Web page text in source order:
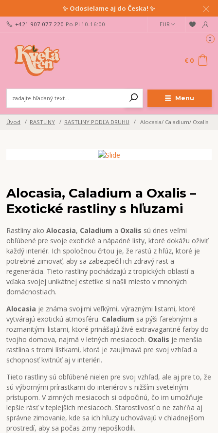
✨ Odosielame aj do Česka! ✨
Menu
EUR
+421 907 077 220 Po-Pi 10-16:00
0
€ 0
Úvod RASTLINY RASTLINY PODĽA DRUHU Alocasia/ Caladium/ Oxalis
Alocasia, Caladium a Oxalis –
Exotické rastliny s hľuzami
Rastliny akoAlocasia, Caladium a Oxalis sú dnes veľmi
obľúbené pre svoje exotické a nápadné listy, ktoré dokážu oživiť
každý interiér. Ich spoločnou črtou je, že rastú z hľúz, ktoré je
potrebné zimovať, aby sa zabezpečil ich zdravý rast a
regenerácia. Tieto rastliny pochádzajú z tropických oblastí a
vďaka svojej unikátnej estetike si našli miesto v mnohých
domácnostiach.
Alocasia je známa svojimi veľkými, výraznými listami, ktoré
vytvárajú exotickú atmosféru. Caladium sa pýši farebnými a
rozmanitými listami, ktoré prinášajú živé extravagantné farby do
tvojho domova, najmä v letných mesiacoch. Oxalis je menšia
rastlina s tromi lístkami, ktorá je zaujímavá pre svoj vzhľad a
schopnosť kvitnúť aj v interiéri.
Tieto rastliny sú obľúbené nielen pre svoj vzhľad, ale aj pre to, že
sú výbornými prírastkami do interiérov s nižším svetelným
prístupom. V zimných mesiacoch si odpočinú, čo im umožňuje
lepšie rásť v teplejších mesiacoch. Starostlivosť o ne zahŕňa aj
správne zimovanie, kde sa ich hľuzy uchovávajú v chladnejšom
prostredí, aby sa počas zimy nepoškodili.